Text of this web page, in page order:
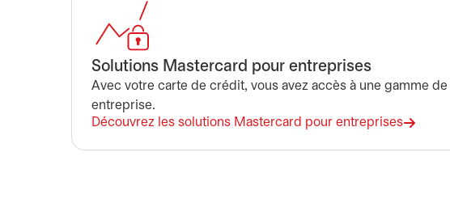
Solutions Mastercard pour entreprises
Avec votre carte de crédit, vous avez accès à une gamme
entreprise.
Découvrez les solutions Mastercard pour entreprises
s’ouvre dans un nouvel onglet